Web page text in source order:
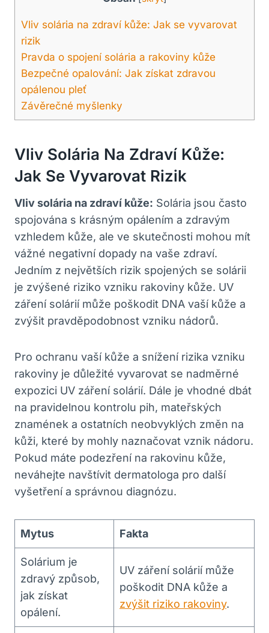
Vliv solária na zdraví kůže: Jak se vyvarovat
rizik
Pravda o spojení solária a rakoviny kůže
Bezpečné opalování: Jak získat zdravou
opálenou pleť
Závěrečné myšlenky
Vliv Solária Na Zdraví Kůže:
Jak Se Vyvarovat Rizik
Vliv solária na zdraví kůže: Solária jsou často
spojována s krásným opálením a zdravým
vzhledem kůže, ale ve skutečnosti mohou mít
vážné negativní dopady na vaše zdraví.
Jedním z největších rizik spojených se solárii
je zvýšené riziko vzniku rakoviny kůže. UV
záření solárií může poškodit DNA vaší kůže a
zvýšit pravděpodobnost vzniku nádorů.
Pro ochranu vaší kůže a snížení rizika vzniku
rakoviny je důležité vyvarovat se nadměrné
expozici UV záření solárií. Dále je vhodné dbát
na pravidelnou kontrolu pih, mateřských
znamének a ostatních neobvyklých změn na
kůži, které by mohly naznačovat vznik nádoru.
Pokud máte podezření na rakovinu kůže,
neváhejte navštívit dermatologa pro další
vyšetření a správnou diagnózu.
Mytus Fakta
Solárium je
zdravý způsob,
jak získat
opálení.
UV záření solárií může
poškodit DNA kůže a
zvýšit riziko rakoviny.